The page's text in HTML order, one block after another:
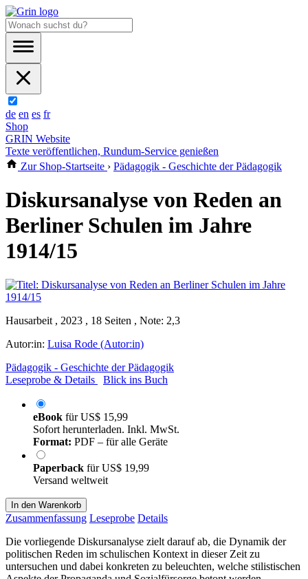
de en es fr
Shop
GRIN Website
Texte veröffentlichen, Rundum-Service genießen
Zur Shop-Startseite › Pädagogik - Geschichte der Pädagogik
Diskursanalyse von Reden an
Berliner Schulen im Jahre
1914/15
Hausarbeit , 2023 , 18 Seiten , Note: 2,3
Autor:in: Luisa Rode (Autor:in)
Pädagogik - Geschichte der Pädagogik
Leseprobe & Details
Blick ins Buch
eBook fürUS$ 15,99
Sofort herunterladen. Inkl. MwSt.
Format: PDF – für alle Geräte
Paperback fürUS$ 19,99
Versand weltweit
In den Warenkorb
Zusammenfassung Leseprobe Details
Die vorliegende Diskursanalyse zielt darauf ab, die Dynamik der
politischen Reden im schulischen Kontext in dieser Zeit zu
untersuchen und dabei konkreten zu beleuchten, welche stilistischen